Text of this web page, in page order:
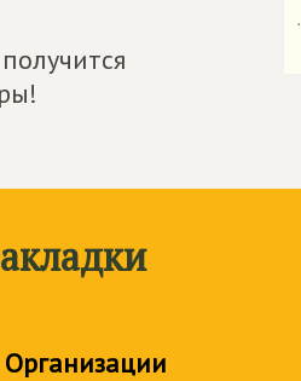
˙
Организации